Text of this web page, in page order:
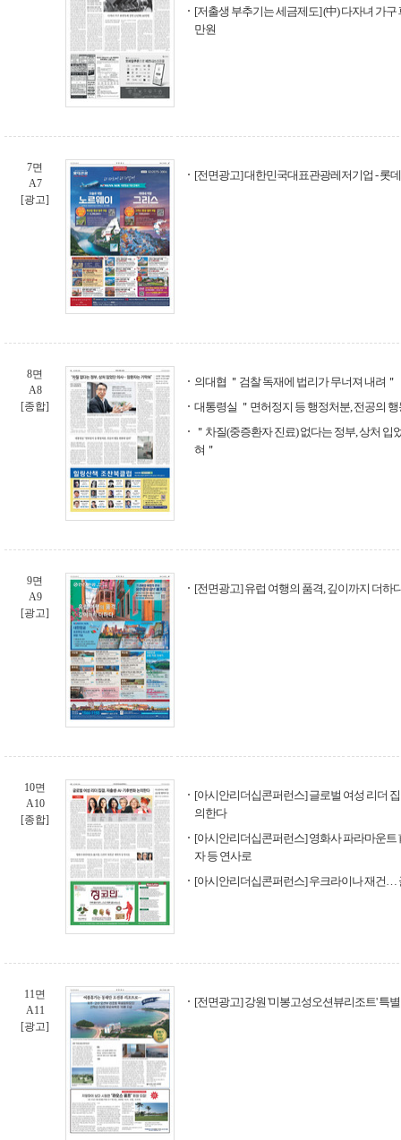
[저출생 부추기는 세금제도] (中) 다자녀 가구
만원
7면
A7
[광고]
[전면광고] 대한민국대표관광레저기업 - 롯
8면
A8
[종합]
의대협 ＂검찰 독재에 법리가 무너져 내려＂
대통령실 ＂면허정지 등 행정처분, 전공의
＂차질(중증환자 진료) 없다는 정부, 상처
혀＂
9면
A9
[광고]
[전면광고] 유럽 여행의 품격, 깊이까지 더하
10면
A10
[종합]
[아시안리더십콘퍼런스] 글로벌 여성 리더 집
의한다
[아시안리더십콘퍼런스] 영화사 파라마운트
자 등 연사로
[아시안리더십콘퍼런스] 우크라이나 재건…
11면
A11
[광고]
[전면광고] 강원 '미봉고성오션뷰리조트' 특